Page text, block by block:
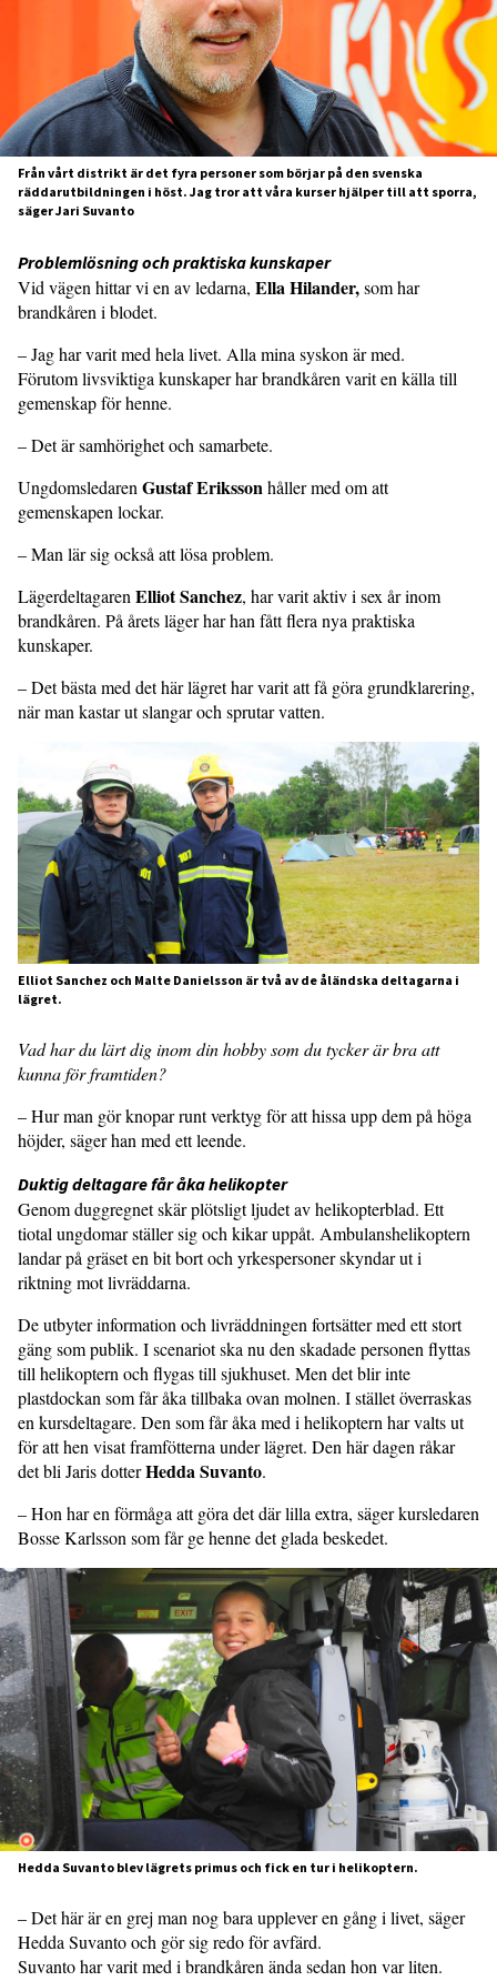
Från vårt distrikt är det fyra personer som börjar på den svenska
räddarutbildningen i höst. Jag tror att våra kurser hjälper till att sporra,
säger Jari Suvanto
Problemlösning och praktiska kunskaper
Vid vägen hittar vi en av ledarna, Ella Hilander,som har
brandkåren i blodet.
– Jag har varit med hela livet. Alla mina syskon är med.
Förutom livsviktiga kunskaper har brandkåren varit en källa till
gemenskap för henne.
– Det är samhörighet och samarbete.
Ungdomsledaren Gustaf Erikssonhåller med om att
gemenskapen lockar.
­– Man lär sig också att lösa problem.
Lägerdeltagaren Elliot Sanchez, har varit aktiv i sex år inom
brandkåren. På årets läger har han fått flera nya praktiska
kunskaper.
– Det bästa med det här lägret har varit att få göra grundklarering,
när man kastar ut slangar och sprutar vatten.
Elliot Sanchez och Malte Danielsson är två av de åländska deltagarna i
lägret.
Vad har du lärt dig inom din hobby som du tycker är bra att
kunna för framtiden?
– Hur man gör knopar runt verktyg för att hissa upp dem på höga
höjder, säger han med ett leende.
Duktig deltagare får åka helikopter
Genom duggregnet skär plötsligt ljudet av helikopterblad. Ett
tiotal ungdomar ställer sig och kikar uppåt. Ambulanshelikoptern
landar på gräset en bit bort och yrkespersoner skyndar ut i
riktning mot livräddarna.
De utbyter information och livräddningen fortsätter med ett stort
gäng som publik. I scenariot ska nu den skadade personen flyttas
till helikoptern och flygas till sjukhuset. Men det blir inte
plastdockan som får åka tillbaka ovan molnen. I stället överraskas
en kursdeltagare. Den som får åka med i helikoptern har valts ut
för att hen visat framfötterna under lägret. Den här dagen råkar
det bli Jaris dotterHedda Suvanto.
– Hon har en förmåga att göra det där lilla extra, säger kursledaren
Bosse Karlsson som får ge henne det glada beskedet.
Hedda Suvanto blev lägrets primus och fick en tur i helikoptern.
– Det här är en grej man nog bara upplever en gång i livet, säger
Hedda Suvanto och gör sig redo för avfärd.
Suvanto har varit med i brandkåren ända sedan hon var liten.